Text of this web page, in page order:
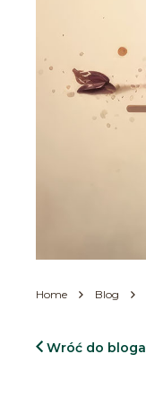
Home Blog
Wróć do bloga